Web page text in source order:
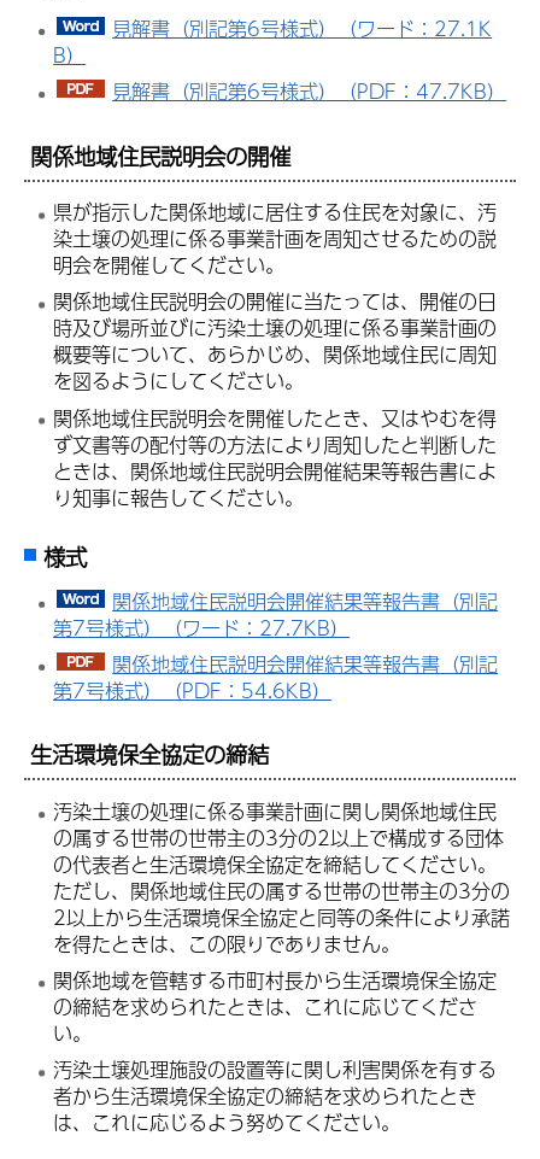
見解書（別記第6号様式）（ワード：27.1K
B）
見解書（別記第6号様式）（PDF：47.7KB）
関係地域住民説明会の開催
県が指示した関係地域に居住する住民を対象に、汚
染土壌の処理に係る事業計画を周知させるための説
明会を開催してください。
関係地域住民説明会の開催に当たっては、開催の日
時及び場所並びに汚染土壌の処理に係る事業計画の
概要等について、あらかじめ、関係地域住民に周知
を図るようにしてください。
関係地域住民説明会を開催したとき、又はやむを得
ず文書等の配付等の方法により周知したと判断した
ときは、関係地域住民説明会開催結果等報告書によ
り知事に報告してください。
様式
関係地域住民説明会開催結果等報告書（別記
第7号様式）（ワード：27.7KB）
関係地域住民説明会開催結果等報告書（別記
第7号様式）（PDF：54.6KB）
生活環境保全協定の締結
汚染土壌の処理に係る事業計画に関し関係地域住民
の属する世帯の世帯主の3分の2以上で構成する団体
の代表者と生活環境保全協定を締結してください。
ただし、関係地域住民の属する世帯の世帯主の3分の
2以上から生活環境保全協定と同等の条件により承諾
を得たときは、この限りでありません。
関係地域を管轄する市町村長から生活環境保全協定
の締結を求められたときは、これに応じてくださ
い。
汚染土壌処理施設の設置等に関し利害関係を有する
者から生活環境保全協定の締結を求められたとき
は、これに応じるよう努めてください。